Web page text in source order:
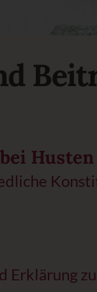
Husten
Erklärung